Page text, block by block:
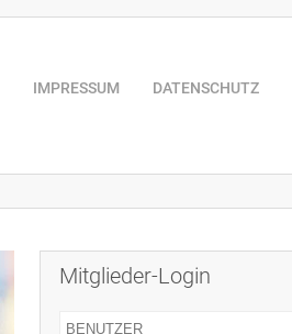
IMPRESSUM DATENSCHUTZ
Mitglieder-Login